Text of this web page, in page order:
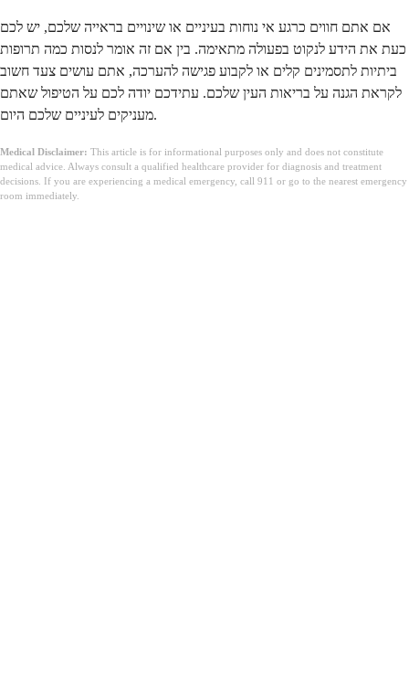
אם אתם חווים כרגע אי נוחות בעיניים או שינויים בראייה שלכם, יש לכם
כעת את הידע לנקוט בפעולה מתאימה. בין אם זה אומר לנסות כמה תרופות
ביתיות לתסמינים קלים או לקבוע פגישה להערכה, אתם עושים צעד חשוב
לקראת הגנה על בריאות העין שלכם. עתידכם יודה לכם על הטיפול שאתם
מעניקים לעיניים שלכם היום.
Medical Disclaimer: This article is for informational purposes only and does not constitute
medical advice. Always consult a qualified healthcare provider for diagnosis and treatment
decisions. If you are experiencing a medical emergency, call 911 or go to the nearest emergency
room immediately.